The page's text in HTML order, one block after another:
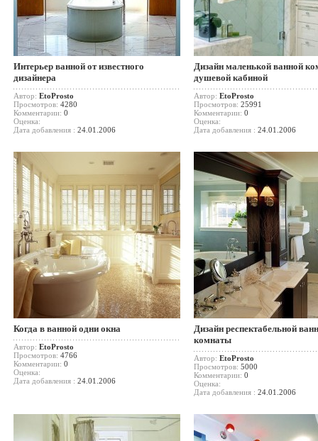
Интерьер ванной от известного
дизайнера
Автор: EtoProsto
Просмотров: 4280
Комментарии: 0
Оценка:
Дата добавления : 24.01.2006
Дизайн маленькой ванной
душевой кабиной
Автор: EtoProsto
Просмотров: 25991
Комментарии: 0
Оценка:
Дата добавления : 24.01.2006
Когда в ванной одни окна
Автор: EtoProsto
Просмотров: 4766
Комментарии: 0
Оценка:
Дата добавления : 24.01.2006
Дизайн респектабельной
комнаты
Автор: EtoProsto
Просмотров: 5000
Комментарии: 0
Оценка:
Дата добавления : 24.01.2006